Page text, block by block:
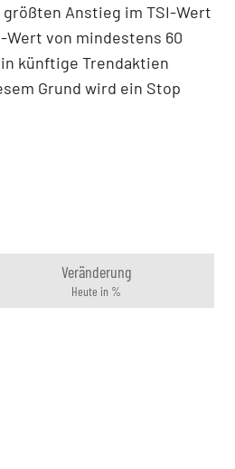
Anstieg im TSI-Wert
Wert von mindestens 60
künftige Trendaktien
Grund wird ein Stop
Veränderung
Heute in %